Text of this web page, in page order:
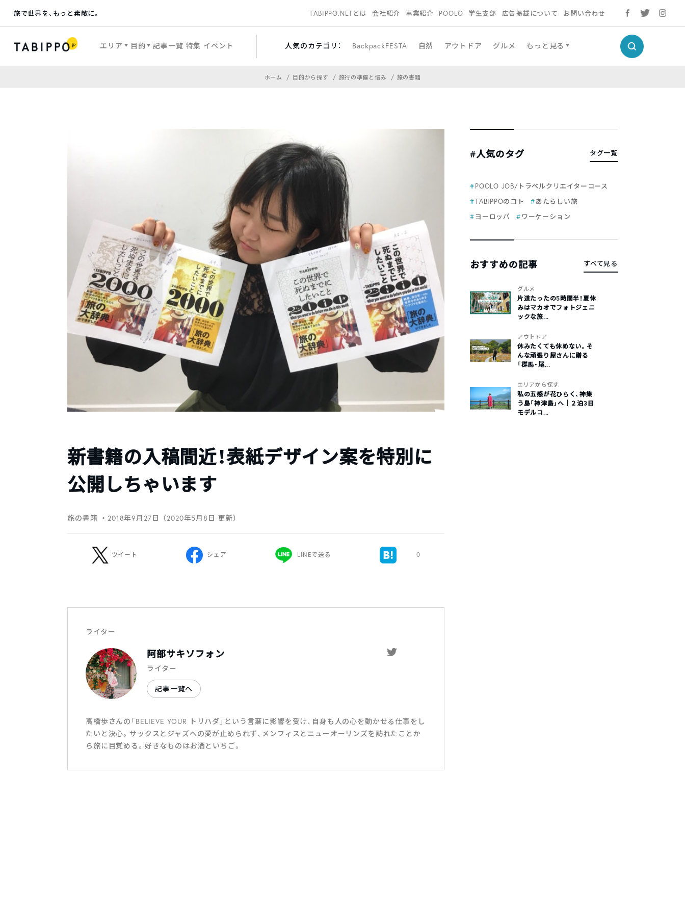
旅で世界を、もっと素敵に。 TABIPPO.NETとは 会社紹介 事業紹介 POOLO 学生支部 広告掲載について お問い合わせ
エリア 目的 記事一覧 特集 イベント 人気のカテゴリ： BackpackFESTA 自然 アウトドア グルメ もっと見る
ホーム 目的から探す 旅行の準備と悩み 旅の書籍
新書籍の入稿間近！表紙デザイン案を特別に
公開しちゃいます
旅の書籍 ・2018年9月27日（2020年5月8日 更新）
ツイート シェア LINEで送る 0
ライター
阿部サキソフォン
ライター
記事一覧へ
高橋歩さんの「BELIEVE YOUR トリハダ」という言葉に影響を受け、自身も人の心を動かせる仕事をし
たいと決心。サックスとジャズへの愛が止められず、メンフィスとニューオーリンズを訪れたことか
ら旅に目覚める。好きなものはお酒といちご。
#人気のタグ タグ一覧
POOLO JOB/トラベルクリエイターコース
TABIPPOのコト
あたらしい旅
ヨーロッパ
ワーケーション
おすすめの記事 すべて見る
グルメ
片道たったの5時間半！夏休
みはマカオでフォトジェニ
ックな旅...
アウトドア
休みたくても休めない。そ
んな頑張り屋さんに贈る
「群馬・尾...
エリアから探す
私の五感が花ひらく、神集
う島「神津島」へ｜２泊3日
モデルコ...